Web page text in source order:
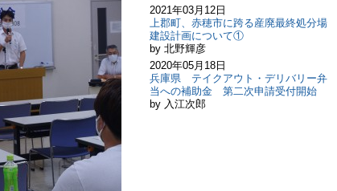
2021年03月12日
上郡町、赤穂市に跨る産廃最終処分場
建設計画について①
by 北野輝彦
2020年05月18日
兵庫県 テイクアウト・デリバリー弁
当への補助金 第二次申請受付開始
by 入江次郎